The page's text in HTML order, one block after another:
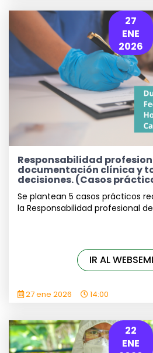
27
ENE
2026
Responsabilidad
documentación clínica y
decisiones. (Casos
Se plantean 5 casos prácticos
la Responsabilidad profesional
27 ene 2026 14:00
IR AL
22
ENE